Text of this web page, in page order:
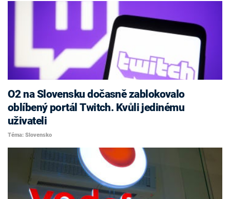
O2 na Slovensku dočasně zablokovalo
oblíbený portál Twitch. Kvůli jedinému
uživateli
Téma: Slovensko